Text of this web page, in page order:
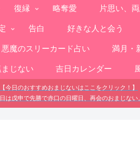
復縁 略奪愛 片思い、
告白 好きな人と会う
悪魔のスリーカード占い 満月・
まじない 吉日カレンダー
【今日のおすすめおまじないはここをクリック！】
は戊申で先勝で赤口の日曜日、再会のおまじない。